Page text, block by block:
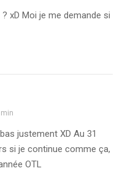
xD Moi je me demande si
justement XD Au 31
si je continue comme ça,
OTL